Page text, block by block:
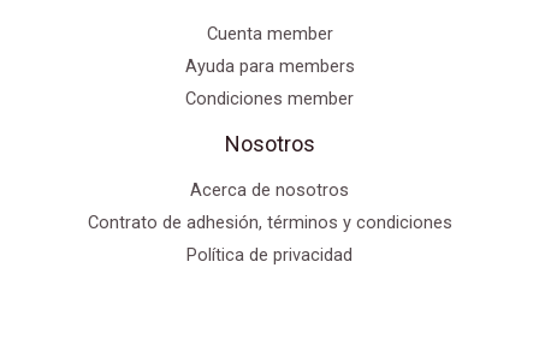
Cuenta member
Ayuda para members
Condiciones member
Nosotros
Acerca de nosotros
Contrato de adhesión, términos y condiciones
Política de privacidad